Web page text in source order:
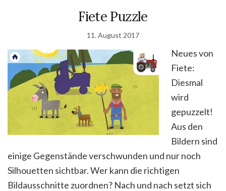
Fiete Puzzle
11. August 2017
Neues von
Fiete:
Diesmal
wird
gepuzzelt!
Aus den
Bildern sind
einige Gegenstände verschwunden und nur noch
Silhouetten sichtbar. Wer kann die richtigen
Bildausschnitte zuordnen? Nach und nach setzt sich